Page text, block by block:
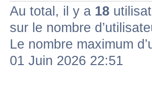
Au total, il y a 18
sur le nombre
Le nombre maximum
01 Juin 2026 22:51